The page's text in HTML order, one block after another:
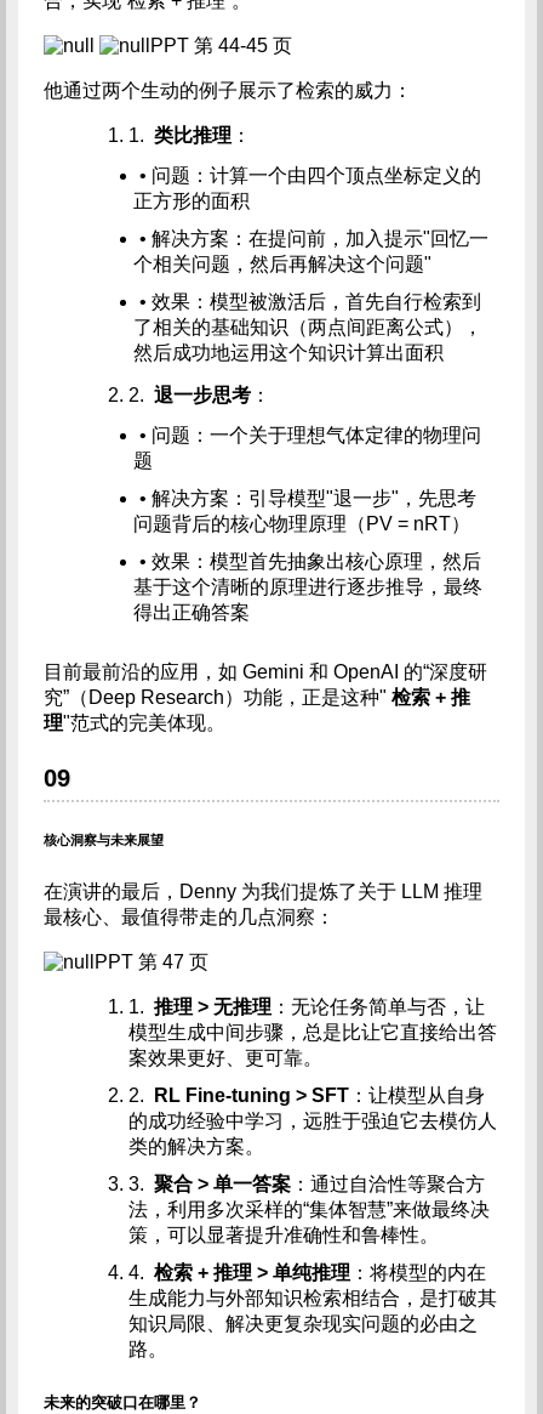
PPT 第 44-45 页
他通过两个生动的例子展示了检索的威力：
1. 类比推理 ：
• 问题：计算一个由四个顶点坐标定义的
正方形的面积
• 解决方案：在提问前，加入提示"回忆一
个相关问题，然后再解决这个问题"
• 效果：模型被激活后，首先自行检索到
了相关的基础知识（两点间距离公式），
然后成功地运用这个知识计算出面积
2. 退一步思考：
• 问题：一个关于理想气体定律的物理问
题
• 解决方案：引导模型"退一步"，先思考
问题背后的核心物理原理（PV = nRT）
• 效果：模型首先抽象出核心原理，然后
基于这个清晰的原理进行逐步推导，最终
得出正确答案
目前最前沿的应用，如 Gemini 和 OpenAI 的“深度研
究”（Deep Research）功能，正是这种" 检索 + 推
理"范式的完美体现。
09
核心洞察与未来展望
在演讲的最后，Denny 为我们提炼了关于 LLM 推理
最核心、最值得带走的几点洞察：
PPT 第 47 页
1. 推理 > 无推理 ：无论任务简单与否，让
模型生成中间步骤，总是比让它直接给出答
案效果更好、更可靠。
2.
RL Fine-tuning > SFT：让模型从自身
的成功经验中学习，远胜于强迫它去模仿人
类的解决方案。
3. 聚合 > 单一答案：通过自洽性等聚合方
法，利用多次采样的“集体智慧”来做最终决
策，可以显著提升准确性和鲁棒性。
4. 检索 + 推理 > 单纯推理 ：将模型的内在
生成能力与外部知识检索相结合，是打破其
知识局限、解决更复杂现实问题的必由之
路。
未来的突破口在哪里？